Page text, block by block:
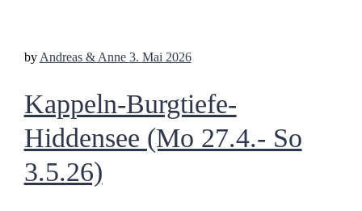
by Andreas & Anne 3. Mai 2026
Kappeln-Burgtiefe-
Hiddensee (Mo 27.4.- So
3.5.26)